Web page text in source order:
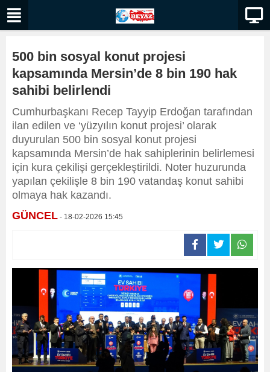
500 bin sosyal konut projesi
kapsamında Mersin’de 8 bin 190 hak
sahibi belirlendi
Cumhurbaşkanı Recep Tayyip Erdoğan tarafından
ilan edilen ve ‘yüzyılın konut projesi’ olarak
duyurulan 500 bin sosyal konut projesi
kapsamında Mersin’de hak sahiplerinin belirlemesi
için kura çekilişi gerçekleştirildi. Noter huzurunda
yapılan çekilişle 8 bin 190 vatandaş konut sahibi
olmaya hak kazandı.
GÜNCEL - 18-02-2026 15:45